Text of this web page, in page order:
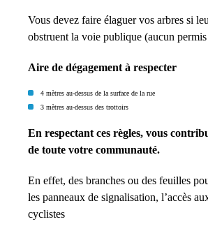
Vous devez faire élaguer vos arbres si
obstruent la voie publique (aucun permis
Aire de dégagement à respecter
4 mètres au-dessus de la surface de la rue
3 mètres au-dessus des trottoirs
En respectant ces règles, vous
de toute votre communauté.
En effet, des branches ou des feuilles
les panneaux de signalisation, l’accès
cyclistes